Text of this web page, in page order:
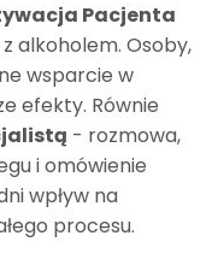
Pacjenta
alkoholem. Osoby,
wsparcie w
efekty. Równie
- rozmowa,
i omówienie
wpływ na
procesu.